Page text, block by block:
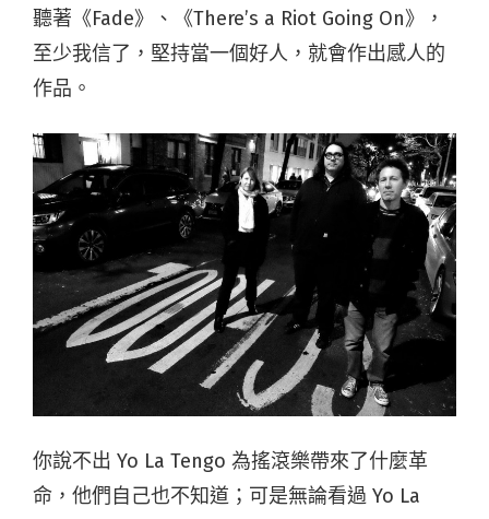
聽著《Fade》、《There’s a Riot Going On》，
至少我信了，堅持當一個好人，就會作出感人的
作品。
你說不出 Yo La Tengo 為搖滾樂帶來了什麼革
命，他們自己也不知道；可是無論看過 Yo La